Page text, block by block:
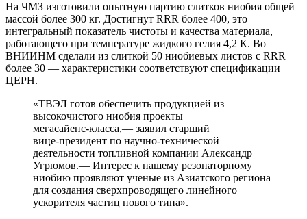
На ЧМЗ изготовили опытную партию слитков ниобия общей
массой более 300 кг. Достигнут RRR более 400, это
интегральный показатель чистоты и качества материала,
работающего при температуре жидкого гелия 4,2 К. Во
ВНИИНМ сделали из слиткой 50 ниобиевых листов с RRR
более 30 — характеристики соответствуют спецификации
ЦЕРН.
«ТВЭЛ готов обеспечить продукцией из
высокочистого ниобия проекты
мегасайенс‑класса,— заявил старший
вице‑президент по научно‑технической
деятельности топливной компании Александр
Угрюмов.— Интерес к нашему резонаторному
ниобию проявляют ученые из Азиатского региона
для создания сверхпроводящего линейного
ускорителя частиц нового типа».